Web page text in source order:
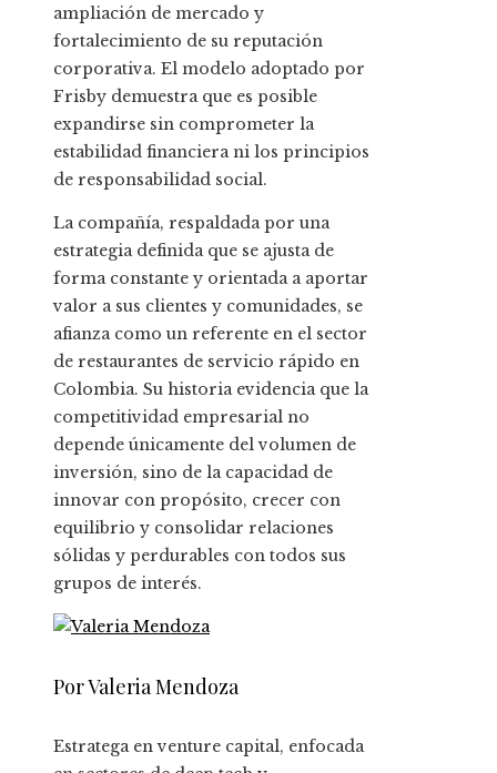
ampliación de mercado y
fortalecimiento de su reputación
corporativa. El modelo adoptado por
Frisby demuestra que es posible
expandirse sin comprometer la
estabilidad financiera ni los principios
de responsabilidad social.
La compañía, respaldada por una
estrategia definida que se ajusta de
forma constante y orientada a aportar
valor a sus clientes y comunidades, se
afianza como un referente en el sector
de restaurantes de servicio rápido en
Colombia. Su historia evidencia que la
competitividad empresarial no
depende únicamente del volumen de
inversión, sino de la capacidad de
innovar con propósito, crecer con
equilibrio y consolidar relaciones
sólidas y perdurables con todos sus
grupos de interés.
Por Valeria Mendoza
Estratega en venture capital, enfocada